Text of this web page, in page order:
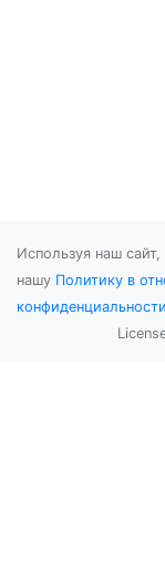
Используя наш
нашу Политику в
конфиденциальности